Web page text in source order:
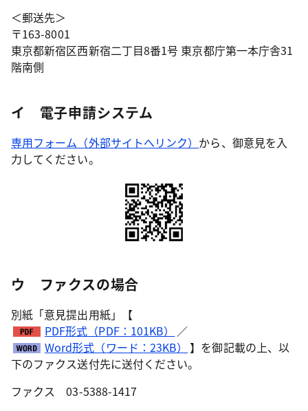
＜郵送先＞
〒163-8001
東京都新宿区西新宿二丁目8番1号 東京都庁第一本庁舎31
階南側
イ 電子申請システム
専用フォーム（外部サイトへリンク） から、御意見を入
力してください。
ウ ファクスの場合
別紙「意見提出用紙」【
PDF形式（PDF：101KB）
／
Word形式（ワード：23KB） 】を御記載の上、以
下のファクス送付先に送付ください。
ファクス 03-5388-1417